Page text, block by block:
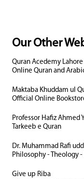
Our Other
Quran Acedemy Lahore
Online Quran and
Maktaba Khuddam ul
Official Online
Professor Hafiz Ahmed
Tarkeeb e Quran
Dr. Muhammad Rafi
Philosophy - Theology
Give up Riba